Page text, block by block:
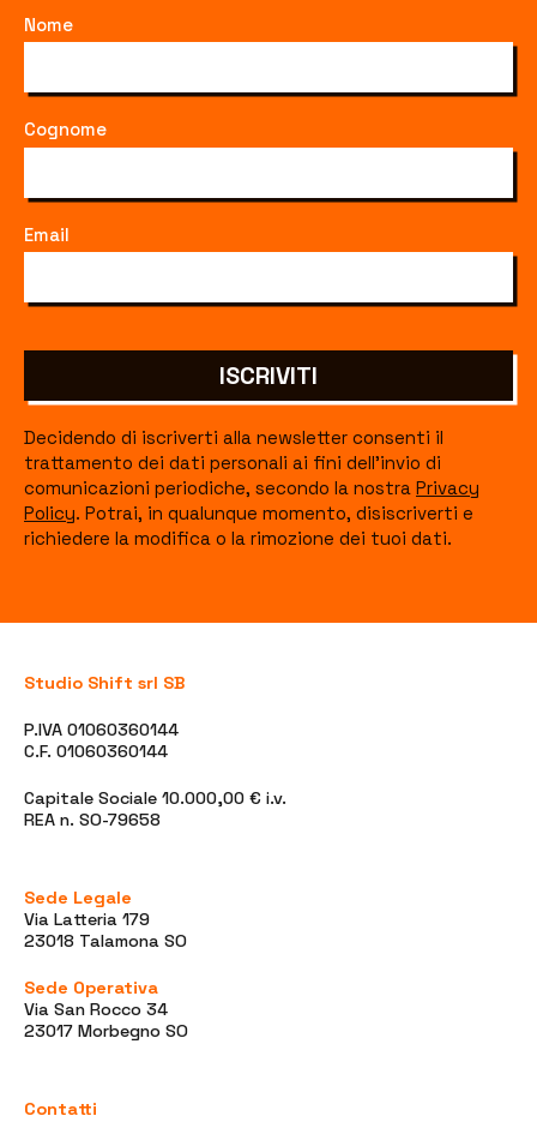
Nome
Cognome
Email
ISCRIVITI
Decidendo di iscriverti alla newsletter consenti il
trattamento dei dati personali ai fini dell'invio di
comunicazioni periodiche, secondo la nostra Privacy
Policy. Potrai, in qualunque momento, disiscriverti e
richiedere la modifica o la rimozione dei tuoi dati.
Studio Shift srl SB
P.IVA 01060360144
C.F. 01060360144
Capitale Sociale 10.000,00 € i.v.
REA n. SO-79658
Sede Legale
Via Latteria 179
23018 Talamona SO
Sede Operativa
Via San Rocco 34
23017 Morbegno SO
Contatti